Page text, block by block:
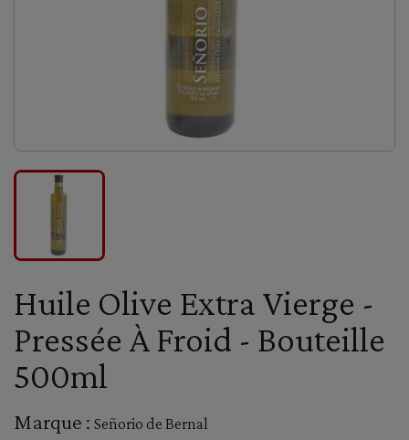
Huile Olive Extra Vierge -
Pressée À Froid - Bouteille
500ml
Marque : Señorio de Bernal